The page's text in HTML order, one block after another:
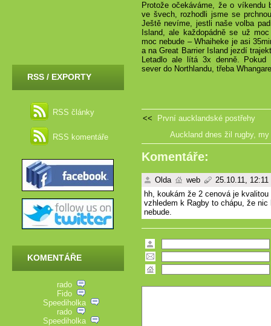
RSS / EXPORTY
RSS články
RSS komentáře
KOMENTÁŘE
rado
Fido
Speediholka
rado
Speediholka
Protože očekáváme, že o víkendu
ve švech, rozhodli jsme se
Ještě nevíme, jestli naše volba
Island, ale každopádně se už
moc nebude – Whaiheke je asi
a na Great Barrier Island jezdí
Letadlo ale lítá 3x denně. Pokud
sever do Northlandu, třeba
<<
První aucklandské postřehy
Auckland dnes žil rugby,
Komentáře:
Olda web
25.10.11, 12:11
hh, koukám že 2 cenová je
vzhledem k Ragby to chápu, že
nebude.